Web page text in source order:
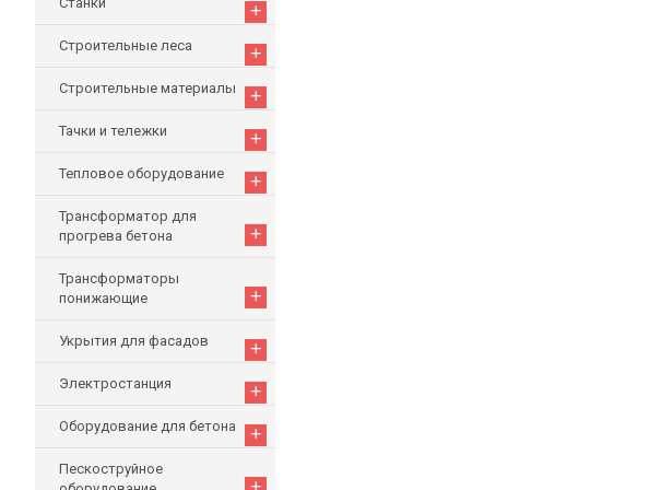
+
Строительные леса +
Строительные материалы +
Тачки и тележки +
Тепловое оборудование +
Трансформатор для
прогрева бетона
+
Трансформаторы
понижающие
+
Укрытия для фасадов +
Электростанция +
Оборудование для бетона +
Пескоструйное